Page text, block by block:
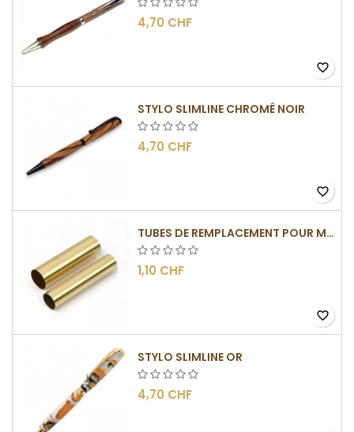
4,70 CHF
favorite_border
STYLO SLIMLINE CHROMÉ NOIR
4,70 CHF
favorite_border
TUBES DE REMPLACEMENT POUR MÉCANISMES SLIMLINE
1,10 CHF
favorite_border
STYLO SLIMLINE OR
4,70 CHF